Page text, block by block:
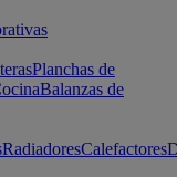
Planchas de
Balanzas de
RadiadoresCalefactores